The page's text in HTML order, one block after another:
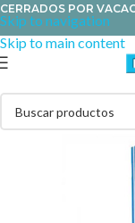
Skip to navigation
Skip to main content
CERRADOS POR